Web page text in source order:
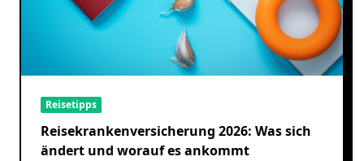
Reisetipps
Reisekrankenversicherung 2026: Was sich
ändert und worauf es ankommt